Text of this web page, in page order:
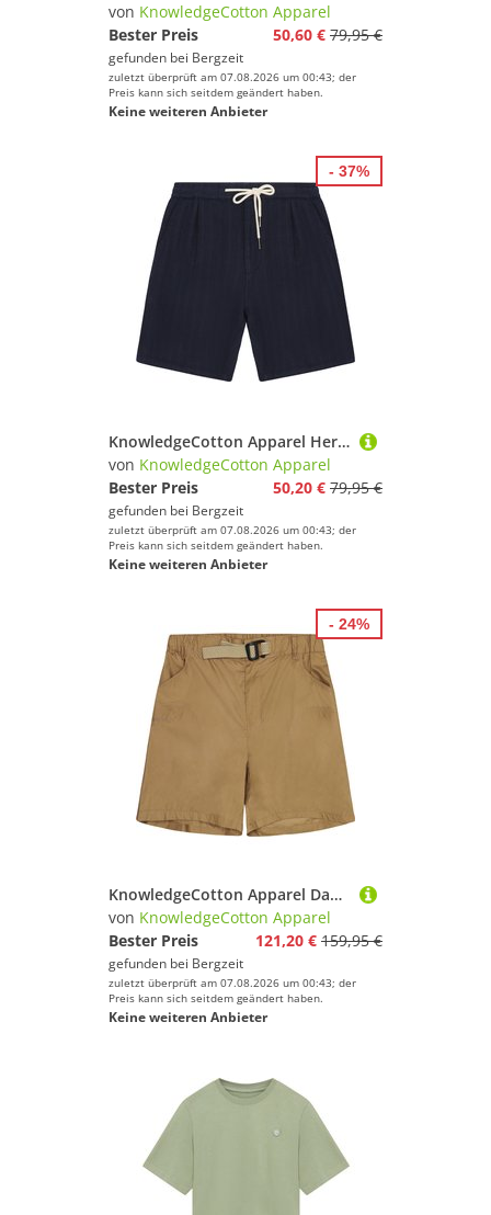
von KnowledgeCotton Apparel
Bester Preis
50,60 € 79,95 €
gefunden bei Bergzeit
zuletzt überprüft am 07.08.2026 um 00:43; der
Preis kann sich seitdem geändert haben.
Keine weiteren Anbieter
KnowledgeCotton Apparel Herren Fig Structured Shorts
von KnowledgeCotton Apparel
Bester Preis
50,20 € 79,95 €
gefunden bei Bergzeit
zuletzt überprüft am 07.08.2026 um 00:43; der
Preis kann sich seitdem geändert haben.
Keine weiteren Anbieter
- 37%
KnowledgeCotton Apparel Damen Vent Ripstop 90 Lightweight Shorts
von KnowledgeCotton Apparel
Bester Preis
121,20 € 159,95 €
gefunden bei Bergzeit
zuletzt überprüft am 07.08.2026 um 00:43; der
Preis kann sich seitdem geändert haben.
Keine weiteren Anbieter
- 24%